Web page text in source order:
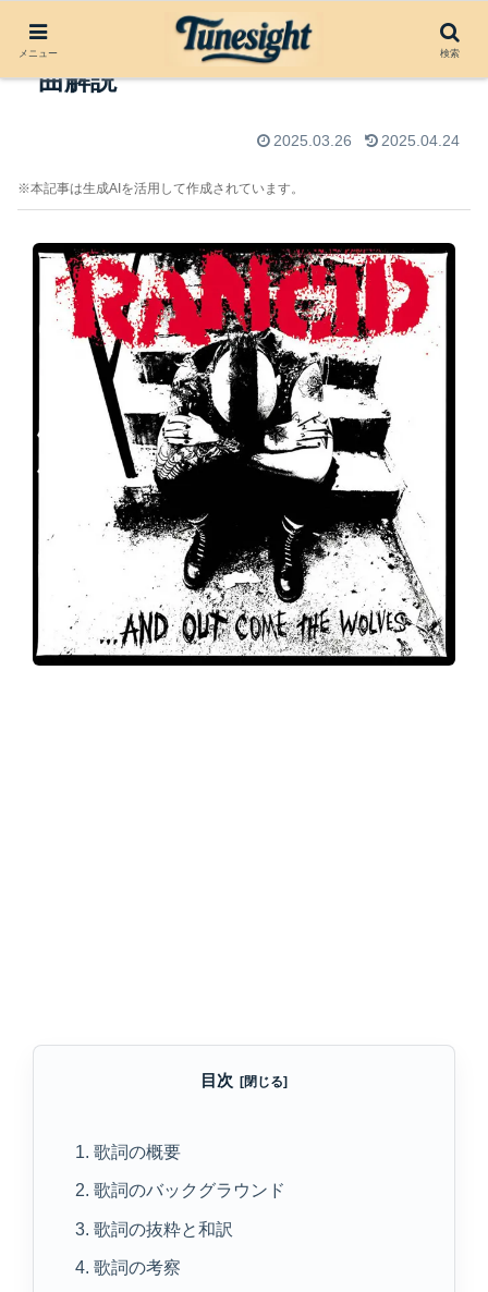
Time Bomb by Rancid（1995）楽
曲解説
2025.03.26 2025.04.24
※本記事は生成AIを活用して作成されています。
目次
1. 歌詞の概要
2. 歌詞のバックグラウンド
3. 歌詞の抜粋と和訳
4. 歌詞の考察
メニュー 検索